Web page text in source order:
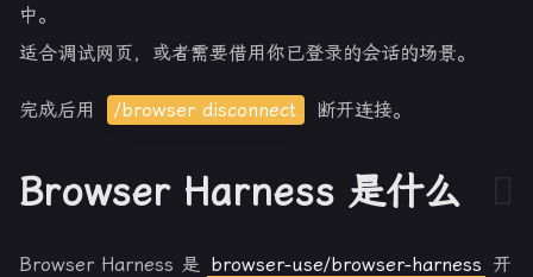
中。
适合调试网页，或者需要借用你已登录的会话的场景。
完成后用 /browser disconnect 断开连接。
Browser Harness 是什么
Browser Harness 是 browser-use/browser-harness 开